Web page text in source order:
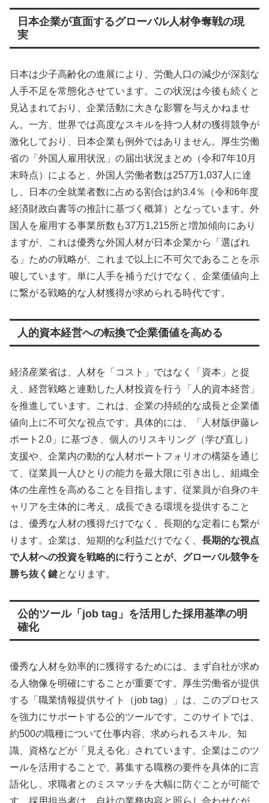
日本企業が直面するグローバル人材争奪戦の現
実
日本は少子高齢化の進展により、労働人口の減少が深刻な
人手不足を常態化させています。この状況は今後も続くと
見込まれており、企業活動に大きな影響を与えかねませ
ん。一方、世界では高度なスキルを持つ人材の獲得競争が
激化しており、日本企業も例外ではありません。厚生労働
省の「外国人雇用状況」の届出状況まとめ（令和7年10月
末時点）によると、外国人労働者数は257万1,037人に達
し、日本の全就業者数に占める割合は約3.4％（令和6年度
経済財政白書等の推計に基づく概算）となっています。外
国人を雇用する事業所数も37万1,215所と増加傾向にあり
ますが、これは優秀な外国人材が日本企業から「選ばれ
る」ための戦略が、これまで以上に不可欠であることを示
唆しています。単に人手を補うだけでなく、企業価値向上
に繋がる戦略的な人材獲得が求められる時代です。
人的資本経営への転換で企業価値を高める
経済産業省は、人材を「コスト」ではなく「資本」と捉
え、経営戦略と連動した人材投資を行う「人的資本経営」
を推進しています。これは、企業の持続的な成長と企業価
値向上に不可欠な視点です。具体的には、「人材版伊藤レ
ポート2.0」に基づき、個人のリスキリング（学び直し）
支援や、企業内の動的な人材ポートフォリオの構築を通じ
て、従業員一人ひとりの能力を最大限に引き出し、組織全
体の生産性を高めることを目指します。従業員が自身のキ
ャリアを主体的に考え、成長できる環境を提供すること
は、優秀な人材の獲得だけでなく、長期的な定着にも繋が
ります。企業は、短期的な利益だけでなく、 長期的な視点
で人材への投資を戦略的に行うことが、グローバル競争を
勝ち抜く鍵となります。
公的ツール「job tag」を活用した採用基準の明
確化
優秀な人材を効率的に獲得するためには、まず自社が求め
る人物像を明確にすることが重要です。厚生労働省が提供
する「職業情報提供サイト（job tag）」は、このプロセス
を強力にサポートする公的ツールです。このサイトでは、
約500の職種について仕事内容、求められるスキル、知
識、資格などが「見える化」されています。企業はこのツ
ールを活用することで、募集する職務の要件を具体的に言
語化し、求職者とのミスマッチを大幅に防ぐことが可能で
す。採用担当者は、自社の業務内容と照らし合わせなが